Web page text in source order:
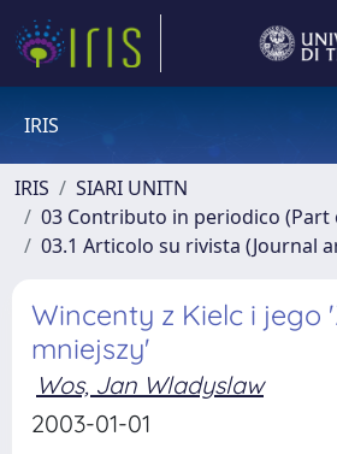
IRIS
IRIS
SIARI UNITN
03 Contributo in periodico (Part
03.1 Articolo su rivista (Journal
Wincenty z Kielc i jego
mniejszy'
Wos, Jan Wladyslaw
2003-01-01